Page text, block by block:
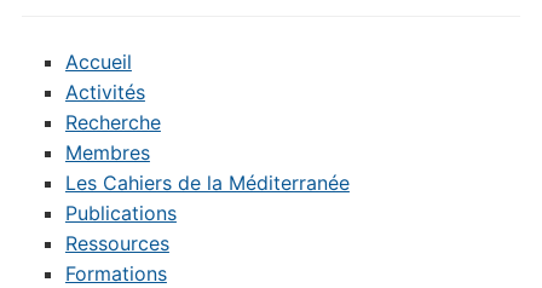
Accueil
Activités
Recherche
Membres
Les Cahiers de la Méditerranée
Publications
Ressources
Formations